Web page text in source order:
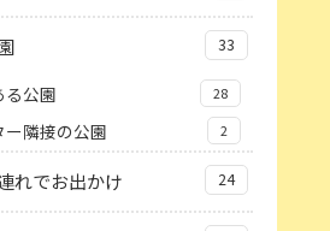
33
る公園 28
ー隣接の公園 2
れでお出かけ 24